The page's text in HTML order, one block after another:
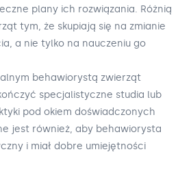
plany ich rozwiązania. Różnią
tym, że skupiają się na zmianie
a nie tylko na nauczeniu go
behawiorystą zwierząt
specjalistyczne studia lub
pod okiem doświadczonych
jest również, aby behawiorysta
i miał dobre umiejętności